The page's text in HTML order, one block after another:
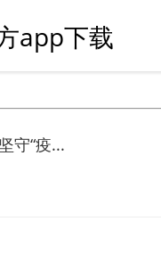
app下载
守“疫...